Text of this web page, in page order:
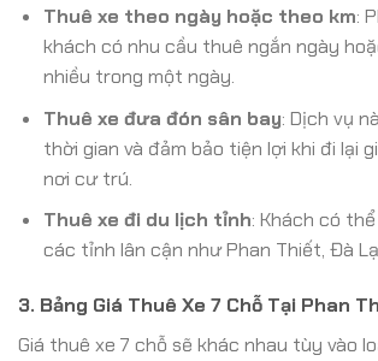
Thuê xe theo ngày hoặc theo km:
khách có nhu cầu thuê ngắn ngày
nhiều trong một ngày.
Thuê xe đưa đón sân bay: Dịch vụ
thời gian và đảm bảo tiện lợi khi đi lại
nơi cư trú.
Thuê xe đi du lịch tỉnh: Khách có
các tỉnh lân cận như Phan Thiết, Đà
3. Bảng Giá Thuê Xe 7 Chỗ Tại Phan
Giá thuê xe 7 chỗ sẽ khác nhau tùy vào